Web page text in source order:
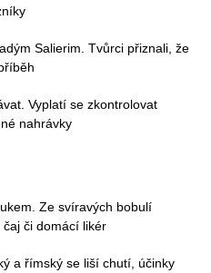
Salierim. Tvůrci přiznali, že
Vyplatí se zkontrolovat
nahrávky
Ze svíravých bobulí
či domácí likér
a římský se liší chutí, účinky